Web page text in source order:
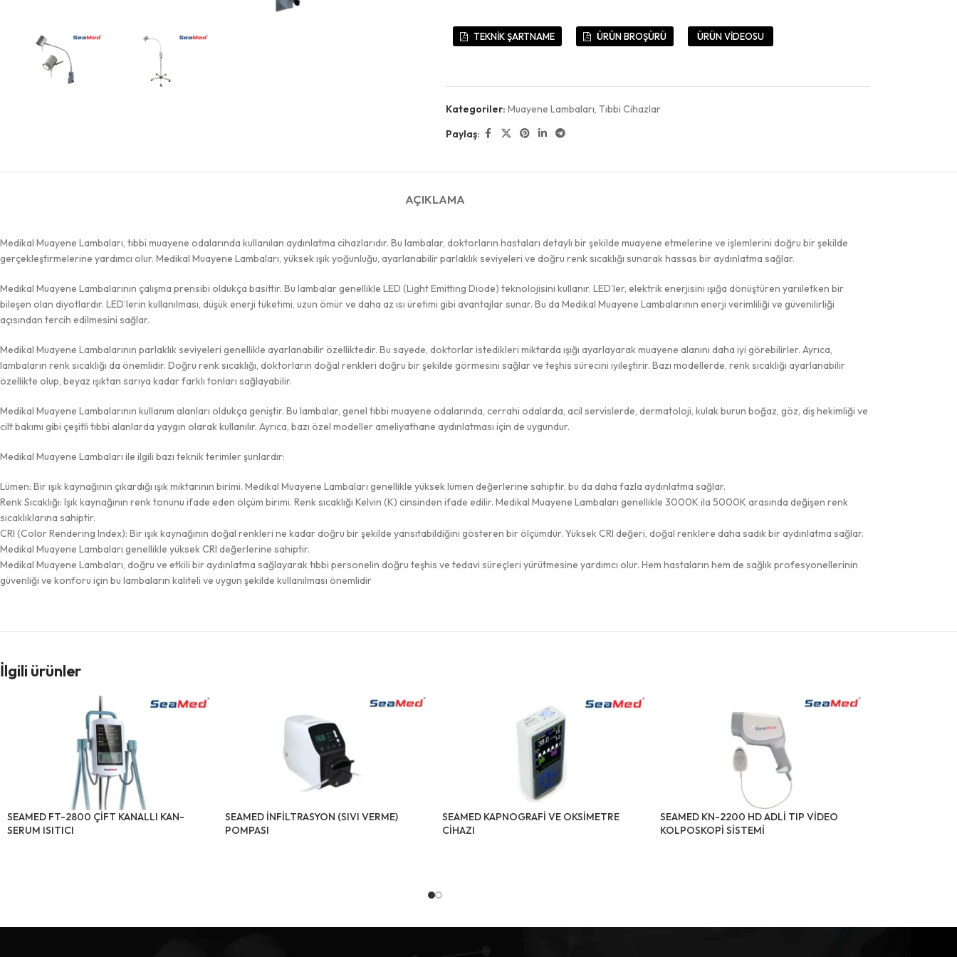
TEKNİK ŞARTNAME ÜRÜN BROŞÜRÜ ÜRÜN VİDEOSU
Kategoriler: Muayene Lambaları, Tıbbi Cihazlar
Paylaş:
AÇIKLAMA
Medikal Muayene Lambaları, tıbbi muayene odalarında kullanılan aydınlatma cihazlarıdır. Bu lambalar, doktorların hastaları detaylı bir şekilde muayene etmelerine ve işlemlerini doğru bir şekilde
gerçekleştirmelerine yardımcı olur. Medikal Muayene Lambaları, yüksek ışık yoğunluğu, ayarlanabilir parlaklık seviyeleri ve doğru renk sıcaklığı sunarak hassas bir aydınlatma sağlar.
Medikal Muayene Lambalarının çalışma prensibi oldukça basittir. Bu lambalar genellikle LED (Light Emitting Diode) teknolojisini kullanır. LED’ler, elektrik enerjisini ışığa dönüştüren yarıiletken bir
bileşen olan diyotlardır. LED’lerin kullanılması, düşük enerji tüketimi, uzun ömür ve daha az ısı üretimi gibi avantajlar sunar. Bu da Medikal Muayene Lambalarının enerji verimliliği ve güvenilirliği
açısından tercih edilmesini sağlar.
Medikal Muayene Lambalarının parlaklık seviyeleri genellikle ayarlanabilir özelliktedir. Bu sayede, doktorlar istedikleri miktarda ışığı ayarlayarak muayene alanını daha iyi görebilirler. Ayrıca,
lambaların renk sıcaklığı da önemlidir. Doğru renk sıcaklığı, doktorların doğal renkleri doğru bir şekilde görmesini sağlar ve teşhis sürecini iyileştirir. Bazı modellerde, renk sıcaklığı ayarlanabilir
özellikte olup, beyaz ışıktan sarıya kadar farklı tonları sağlayabilir.
Medikal Muayene Lambalarının kullanım alanları oldukça geniştir. Bu lambalar, genel tıbbi muayene odalarında, cerrahi odalarda, acil servislerde, dermatoloji, kulak burun boğaz, göz, diş hekimliği ve
cilt bakımı gibi çeşitli tıbbi alanlarda yaygın olarak kullanılır. Ayrıca, bazı özel modeller ameliyathane aydınlatması için de uygundur.
Medikal Muayene Lambaları ile ilgili bazı teknik terimler şunlardır:
Lümen: Bir ışık kaynağının çıkardığı ışık miktarının birimi. Medikal Muayene Lambaları genellikle yüksek lümen değerlerine sahiptir, bu da daha fazla aydınlatma sağlar.
Renk Sıcaklığı: Işık kaynağının renk tonunu ifade eden ölçüm birimi. Renk sıcaklığı Kelvin (K) cinsinden ifade edilir. Medikal Muayene Lambaları genellikle 3000K ila 5000K arasında değişen renk
sıcaklıklarına sahiptir.
CRI (Color Rendering Index): Bir ışık kaynağının doğal renkleri ne kadar doğru bir şekilde yansıtabildiğini gösteren bir ölçümdür. Yüksek CRI değeri, doğal renklere daha sadık bir aydınlatma sağlar.
Medikal Muayene Lambaları genellikle yüksek CRI değerlerine sahiptir.
Medikal Muayene Lambaları, doğru ve etkili bir aydınlatma sağlayarak tıbbi personelin doğru teşhis ve tedavi süreçleri yürütmesine yardımcı olur. Hem hastaların hem de sağlık profesyonellerinin
güvenliği ve konforu için bu lambaların kaliteli ve uygun şekilde kullanılması önemlidir
İlgili ürünler
SEAMED FT-2800 ÇİFT KANALLI KAN-
SERUM ISITICI
SEAMED İNFİLTRASYON (SIVI VERME)
POMPASI
SEAMED KAPNOGRAFİ VE OKSİMETRE
CİHAZI
SEAMED KN-2200 HD ADLİ TIP VİDEO
KOLPOSKOPİ SİSTEMİ